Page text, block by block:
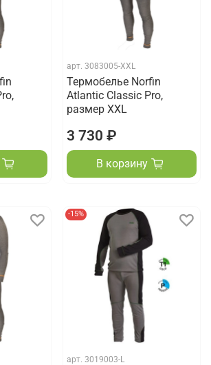
арт. 3083005-XXL
Термобелье Norfin
Atlantic Classic Pro,
размер XXL
3 730 ₽
В корзину
-15%
арт. 3019003-L